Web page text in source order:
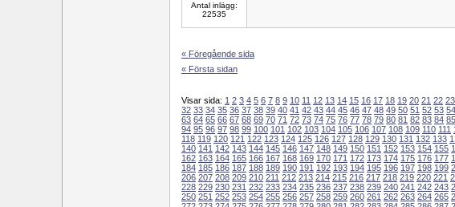
Antal inlägg:
22535
« Föregående sida
« Första sidan
Visar sida: 1 2 3 4 5 6 7 8 9 10 11 12 13 14 15 16 17 18 19 20 21 22 23
32 33 34 35 36 37 38 39 40 41 42 43 44 45 46 47 48 49 50 51 52 53 54
63 64 65 66 67 68 69 70 71 72 73 74 75 76 77 78 79 80 81 82 83 84 85
94 95 96 97 98 99 100 101 102 103 104 105 106 107 108 109 110 111
118 119 120 121 122 123 124 125 126 127 128 129 130 131 132 133
140 141 142 143 144 145 146 147 148 149 150 151 152 153 154 155
162 163 164 165 166 167 168 169 170 171 172 173 174 175 176 177
184 185 186 187 188 189 190 191 192 193 194 195 196 197 198 199
206 207 208 209 210 211 212 213 214 215 216 217 218 219 220 221
228 229 230 231 232 233 234 235 236 237 238 239 240 241 242 243
250 251 252 253 254 255 256 257 258 259 260 261 262 263 264 265